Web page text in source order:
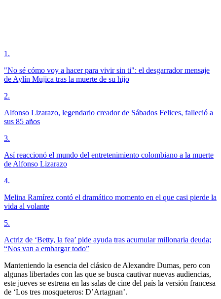
1 .
"No sé cómo voy a hacer para vivir sin ti": el desgarrador mensaje
de Aylín Mujica tras la muerte de su hijo
2.
Alfonso Lizarazo, legendario creador de Sábados Felices, falleció a
sus 85 años
3.
Así reaccionó el mundo del entretenimiento colombiano a la muerte
de Alfonso Lizarazo
4.
Melina Ramírez contó el dramático momento en el que casi pierde la
vida al volante
5.
Actriz de ‘Betty, la fea’ pide ayuda tras acumular millonaria deuda;
“Nos van a embargar todo”
Manteniendo la esencia del clásico de Alexandre Dumas, pero con
algunas libertades con las que se busca cautivar nuevas audiencias,
este jueves se estrena en las salas de cine del país la versión francesa
de ‘Los tres mosqueteros: D’Artagnan’.